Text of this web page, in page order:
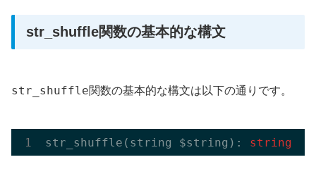
str_shuffle関数の基本的な構文
str_shuffle関数の基本的な構文は以下の通りです。
str _shuffle( string $string ) : string